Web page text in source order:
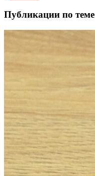
Публикации по теме